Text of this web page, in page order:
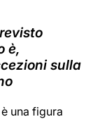
è,
sulla
una figura